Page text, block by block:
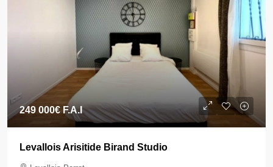
249 000€ F.A.I
Levallois Arisitide Birand Studio